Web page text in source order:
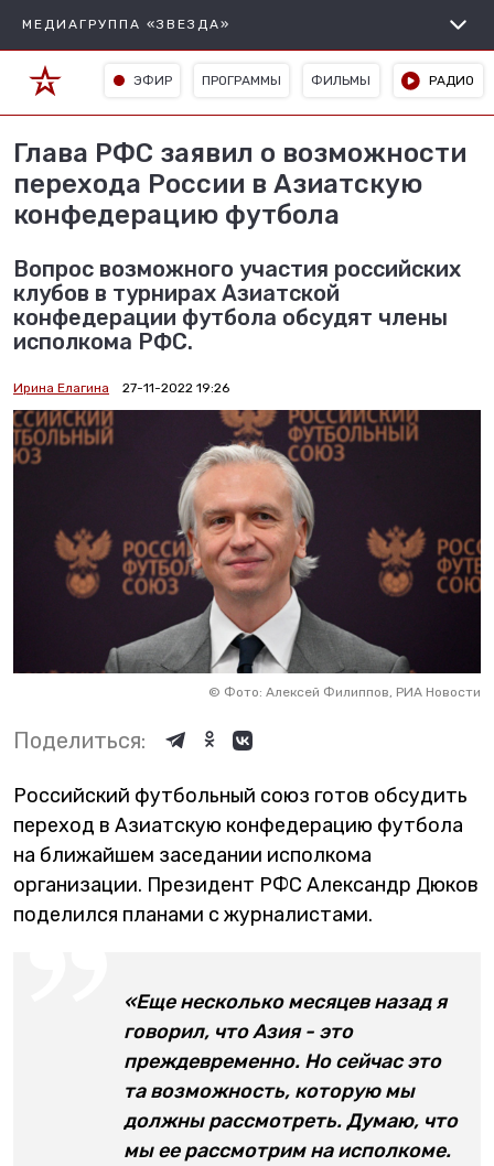
МЕДИАГРУППА «ЗВЕЗДА»
ЭФИР ПРОГРАММЫ ФИЛЬМЫ РАДИО
Глава РФС заявил о возможности
перехода России в Азиатскую
конфедерацию футбола
Вопрос возможного участия российских
клубов в турнирах Азиатской
конфедерации футбола обсудят члены
исполкома РФС.
Ирина Елагина 27-11-2022 19:26
© Фото: Алексей Филиппов, РИА Новости
Поделиться:
Российский футбольный союз готов обсудить
переход в Азиатскую конфедерацию футбола
на ближайшем заседании исполкома
организации. Президент РФС Александр Дюков
поделился планами с журналистами.
«Еще несколько месяцев назад я
говорил, что Азия - это
преждевременно. Но сейчас это
та возможность, которую мы
должны рассмотреть. Думаю, что
мы ее рассмотрим на исполкоме.